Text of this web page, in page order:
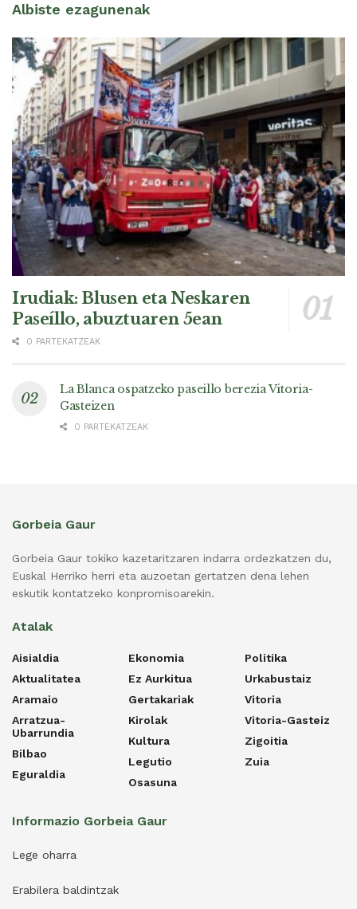
Albiste ezagunenak
Irudiak: Blusen eta Neskaren
Paseíllo, abuztuaren 5ean
0 PARTEKATZEAK
La Blanca ospatzeko paseillo berezia Vitoria-
Gasteizen
0 PARTEKATZEAK
Gorbeia Gaur
Gorbeia Gaur tokiko kazetaritzaren indarra ordezkatzen du,
Euskal Herriko herri eta auzoetan gertatzen dena lehen
eskutik kontatzeko konpromisoarekin.
Atalak
Aisialdia
Aktualitatea
Aramaio
Arratzua-
Ubarrundia
Bilbao
Eguraldia
Ekonomia
Ez Aurkitua
Gertakariak
Kirolak
Kultura
Legutio
Osasuna
Politika
Urkabustaiz
Vitoria
Vitoria-Gasteiz
Zigoitia
Zuia
Informazio Gorbeia Gaur
Lege oharra
Erabilera baldintzak